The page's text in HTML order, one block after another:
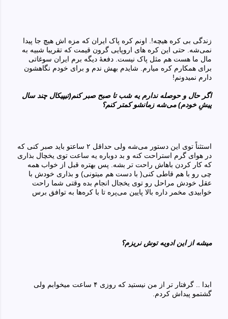
زندگی‌ بی‌ کره هیچه!. اونم کره پاک ایران که مزه اش هیچ جا پیدا
نمی‌شه. حتی این کر‌ه های‌ اروپایی گرون قیمت که تقریبا شبیه به
مال ما هست هم مثل پاک نیست. دفعهٔ دیگه برم ایران سوغاتی
برای همکارم کره میارم. شایدم بهش ندم و برای خودم نگاهشون
دارم نمیدونم!
اگر حال و حوصله ندارم یه شب تا صبح صبر کنم(تیپیکال چند سال
پیشِ خودم) می‌شه زمانشو کمتر کنم؟
استثناً توی این دستور می‌شه ولی‌ حداقل ۲ ساعتو باید صبر کنی‌ که
در هوای گرم استراحت کنه و بد دوباره یه ساعت توی یخچال بذاری
که کار کردن باهاش راحت تر بشه. پس بهتره قبل از خواب همه
چی رو با هم قاطی‌ کنی‌( با دست هم میتونی‌) و بذاری خودش با
عقل خودش مراحل رو توی یخجال انجام بده وقتی‌ شما راحت
خوابیدی مخمر داره بالا پایین می‌پره تا با کره‌ها به توافق برس
میشه از این ادویه توش نریزم؟
ابدا .. گرفتار تر از من نیستید که روزی ۴ ساعت میخوابم ولی‌
گشتمو پیداش کردم.